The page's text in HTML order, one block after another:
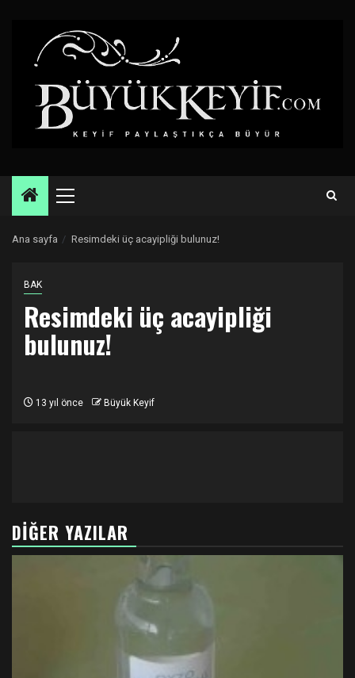
Primary
Ana sayfa Resimdeki üç acayipliği bulunuz!
BAK
Resimdeki üç acayipliği
bulunuz!
13 yıl önce Büyük Keyif
DIĞER YAZILAR